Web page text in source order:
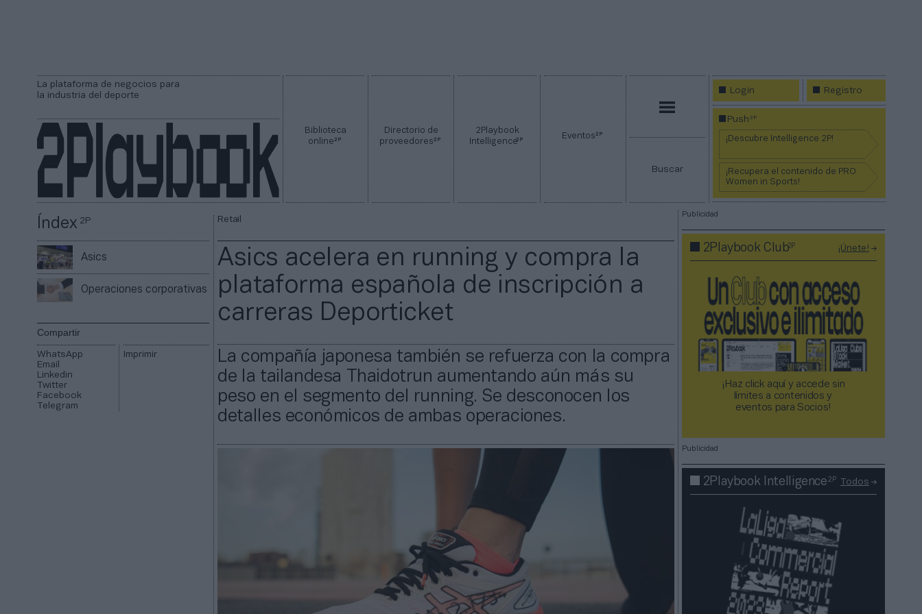
La plataforma de negocios para
la industria del deporte
Biblioteca
online2P
Directorio de
proveedores2P
2Playbook
Intelligence2P Eventos2P
Buscar
Login Registro
Push2P
¡Descubre Intelligence 2P!
¡Recupera el contenido de PRO
Women in Sports!
Índex2P
Asics
Operaciones corporativas
Compartir
WhatsApp
Email
Linkedin
Twitter
Facebook
Telegram
Imprimir
Retail
Asics acelera en running y compra la
plataforma española de inscripción a
carreras Deporticket
La compañía japonesa también se refuerza con la compra
de la tailandesa Thaidotrun aumentando aún más su
peso en el segmento del running. Se desconocen los
detalles económicos de ambas operaciones.
Publicidad
2Playbook Club2P ¡Únete!
¡Haz click aquí y accede sin
límites a contenidos y
eventos para Socios!​​​​​​​
Publicidad
2Playbook Intelligence2P Todos